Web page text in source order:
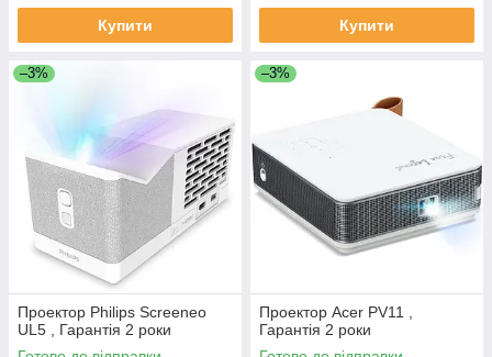
Купити Купити
–3%
Проектор Philips Screeneo
UL5 , Гарантія 2 роки
–3%
Проектор Acer PV11 ,
Гарантія 2 роки